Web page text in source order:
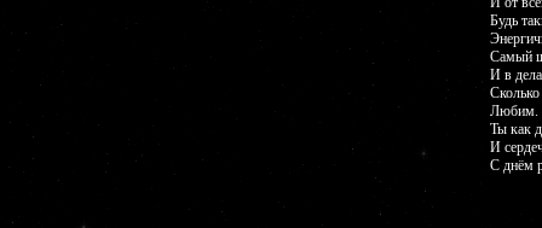
Будь
Самый
И в
Любим.
Ты как
И
С днём